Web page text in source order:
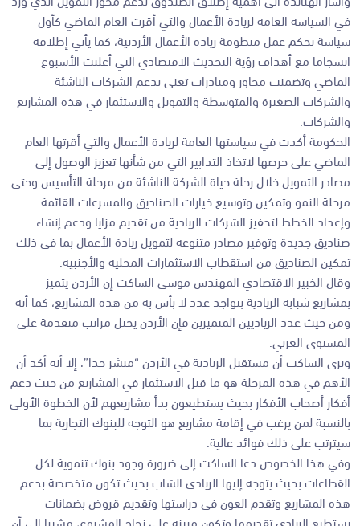
في السياسة العامة لريادة الأعمال والتي أقرت العام الماضي كأول
سياسة تحكم عمل منظومة ريادة الأعمال الأردنية، كما يأتي إطلاقه
انسجاما مع أهداف رؤية التحديث الاقتصادي التي أعلنت الأسبوع
الماضي وتضمنت محاور ومبادرات تعنى بدعم الشركات الناشئة
والشركات الصغيرة والمتوسطة والتمويل والاستثمار في هذه المشاريع
والشركات.
الحكومة أكدت في سياستها العامة لريادة الأعمال والتي أقرتها العام
الماضي على حرصها لاتخاذ التدابير التي من شأنها تعزيز الوصول إلى
مصادر التمويل خلال رحلة حياة الشركة الناشئة من مرحلة التأسيس وحتى
مرحلة النمو وتمكين وتوسيع خيارات الصناديق والمسرعات القائمة
وإعداد الخطط لتحفيز الشركات الريادية من تقديم مزايا ودعم إنشاء
صناديق جديدة وتوفير مصادر متنوعة لتمويل ريادة الأعمال بما في ذلك
تمكين الصناديق من استقطاب الاستثمارات المحلية والأجنبية.
وقال الخبير الاقتصادي المهندس موسى الساكت إن الأردن يتميز
بمشاريع شبابه الريادية بتواجد عدد لا بأس به من هذه المشاريع، كما أنه
ومن حيث عدد الرياديين المتميزين فإن الأردن يحتل مراتب متقدمة على
المستوى العربي.
ويرى الساكت أن مستقبل الريادية في الأردن “مبشر جدا”، إلا أنه أكد أن
الأهم في هذه المرحلة هو ما قبل الاستثمار في المشاريع من حيث دعم
أفكار أصحاب الأفكار بحيث يستطيعون بدأ مشاريعهم لأن الخطوة الأولى
بالنسبة لمن يرغب في إقامة مشاريع هو التوجه للبنوك التجارية بما
سيترتب على ذلك فوائد عالية.
وفي هذا الخصوص دعا الساكت إلى ضرورة وجود بنوك تنموية لكل
القطاعات بحيث يتوجه إليها الريادي الشاب بحيث تكون متخصصة بدعم
هذه المشاريع وتقدم العون في دراستها وتقديم قروض بضمانات